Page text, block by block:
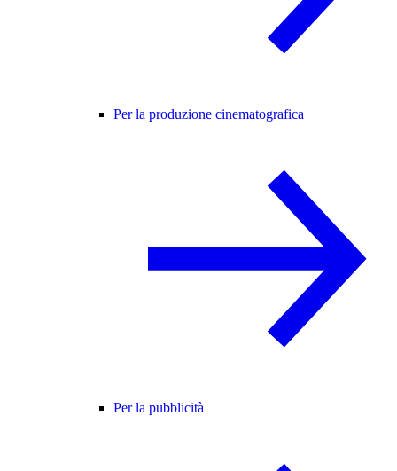
Per la produzione cinematografica
Per la pubblicità